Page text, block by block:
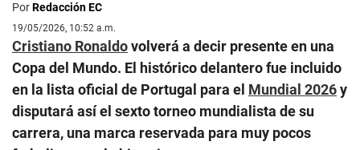
PorRedacción EC
19/05/2026, 10:52 a.m.
Cristiano Ronaldovolverá a decir presente en una
Copa del Mundo. El histórico delantero fue incluido
en la lista oficial de Portugal para el Mundial 2026y
disputará así el sexto torneo mundialista de su
carrera, una marca reservada para muy pocos